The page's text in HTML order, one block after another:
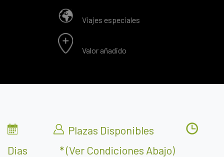
Viajes especiales
Valor añadido
Plazas Disponibles
Dias
* (ver Condiciones Abajo)